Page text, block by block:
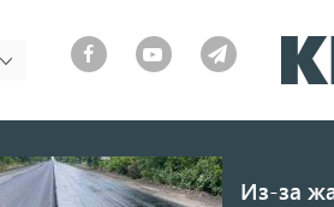
Из-за